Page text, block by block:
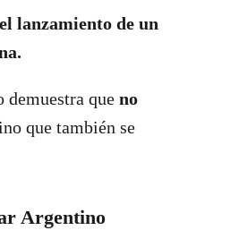
lanzamiento de un
demuestra que no
que también se
Argentino